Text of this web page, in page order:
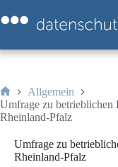
Inhalt
springen
Start
Allgemein
Umfrage zu betrieblichen
Rheinland-Pfalz
Umfrage zu
Rheinland-Pfalz